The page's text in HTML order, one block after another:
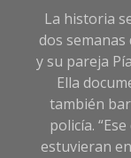
La historia
dos
y su pareja
Ella
también
policía.
estuvieran